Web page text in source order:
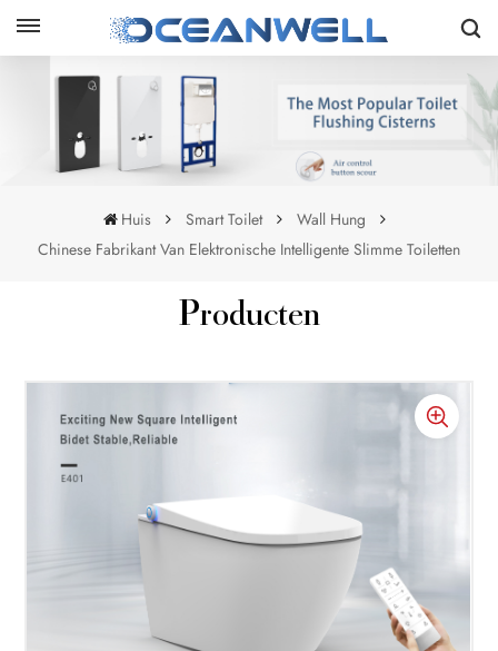
Huis Smart Toilet
Wall Hung
Chinese Fabrikant Van Elektronische Intelligente Slimme Toiletten
Producten